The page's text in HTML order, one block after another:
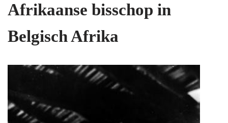
Afrikaanse bisschop in
Belgisch Afrika